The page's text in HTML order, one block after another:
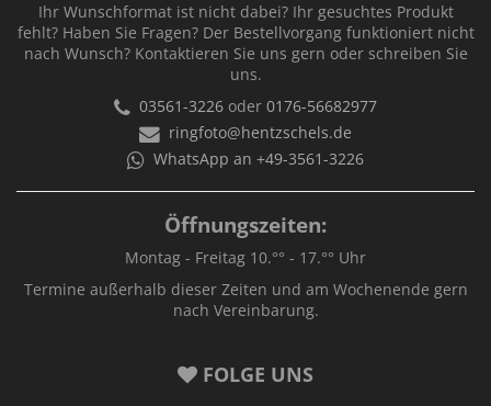
Ihr Wunschformat ist nicht dabei? Ihr gesuchtes Produkt
fehlt? Haben Sie Fragen? Der Bestellvorgang funktioniert nicht
nach Wunsch? Kontaktieren Sie uns gern oder schreiben Sie
uns.
03561-3226 oder 0176-56682977
ringfoto@hentzschels.de
WhatsApp an +49-3561-3226
Öffnungszeiten:
Montag - Freitag 10.°° - 17.°° Uhr
Termine außerhalb dieser Zeiten und am Wochenende gern
nach Vereinbarung.
FOLGE UNS